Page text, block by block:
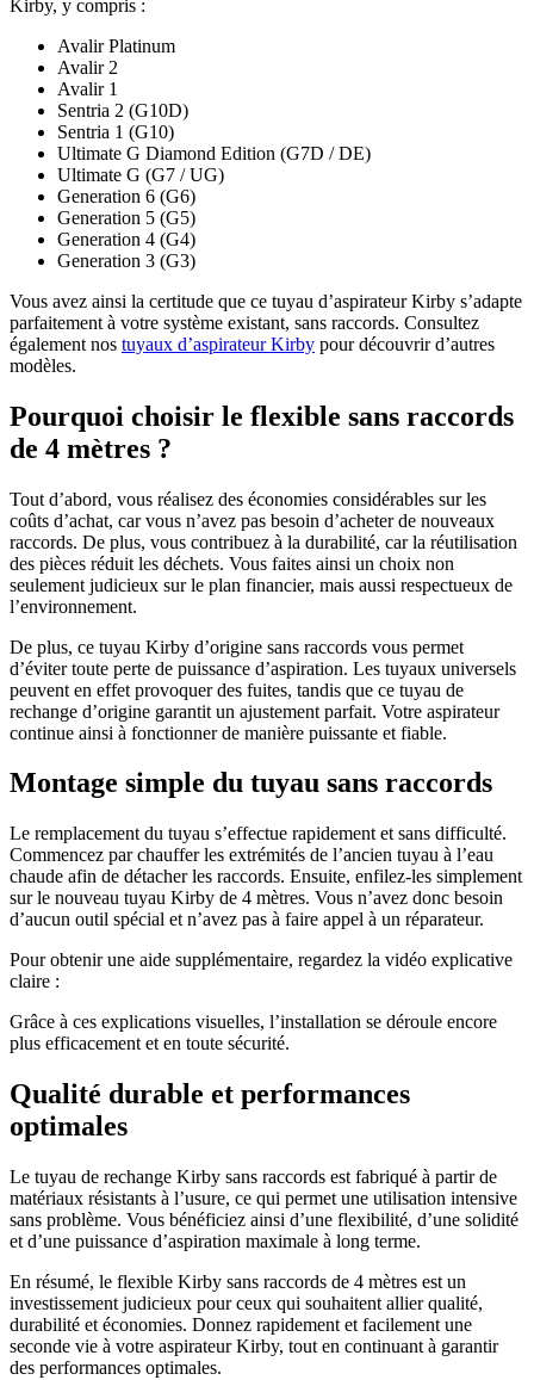
Kirby, y compris :
Avalir Platinum
Avalir 2
Avalir 1
Sentria 2 (G10D)
Sentria 1 (G10)
Ultimate G Diamond Edition (G7D / DE)
Ultimate G (G7 / UG)
Generation 6 (G6)
Generation 5 (G5)
Generation 4 (G4)
Generation 3 (G3)
Vous avez ainsi la certitude que ce tuyau d’aspirateur Kirby s’adapte
parfaitement à votre système existant, sans raccords. Consultez
également nos tuyaux d’aspirateur Kirby pour découvrir d’autres
modèles.
Pourquoi choisir le flexible sans raccords
de 4 mètres ?
Tout d’abord, vous réalisez des économies considérables sur les
coûts d’achat, car vous n’avez pas besoin d’acheter de nouveaux
raccords. De plus, vous contribuez à la durabilité, car la réutilisation
des pièces réduit les déchets. Vous faites ainsi un choix non
seulement judicieux sur le plan financier, mais aussi respectueux de
l’environnement.
De plus, ce tuyau Kirby d’origine sans raccords vous permet
d’éviter toute perte de puissance d’aspiration. Les tuyaux universels
peuvent en effet provoquer des fuites, tandis que ce tuyau de
rechange d’origine garantit un ajustement parfait. Votre aspirateur
continue ainsi à fonctionner de manière puissante et fiable.
Montage simple du tuyau sans raccords
Le remplacement du tuyau s’effectue rapidement et sans difficulté.
Commencez par chauffer les extrémités de l’ancien tuyau à l’eau
chaude afin de détacher les raccords. Ensuite, enfilez-les simplement
sur le nouveau tuyau Kirby de 4 mètres. Vous n’avez donc besoin
d’aucun outil spécial et n’avez pas à faire appel à un réparateur.
Pour obtenir une aide supplémentaire, regardez la vidéo explicative
claire :
Grâce à ces explications visuelles, l’installation se déroule encore
plus efficacement et en toute sécurité.
Qualité durable et performances
optimales
Le tuyau de rechange Kirby sans raccords est fabriqué à partir de
matériaux résistants à l’usure, ce qui permet une utilisation intensive
sans problème. Vous bénéficiez ainsi d’une flexibilité, d’une solidité
et d’une puissance d’aspiration maximale à long terme.
En résumé, le flexible Kirby sans raccords de 4 mètres est un
investissement judicieux pour ceux qui souhaitent allier qualité,
durabilité et économies. Donnez rapidement et facilement une
seconde vie à votre aspirateur Kirby, tout en continuant à garantir
des performances optimales.